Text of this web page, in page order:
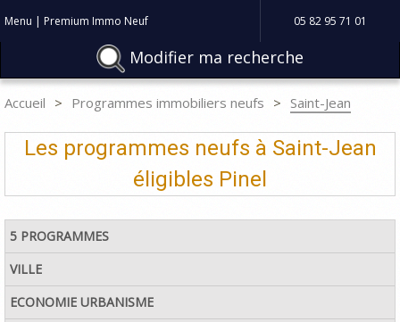
Menu | Premium Immo Neuf 05 82 95 71 01
Modifier ma recherche
Accueil Programmes immobiliers neufs Saint-Jean
Les programmes neufs à Saint-Jean
éligibles Pinel
5 PROGRAMMES
VILLE
ECONOMIE URBANISME